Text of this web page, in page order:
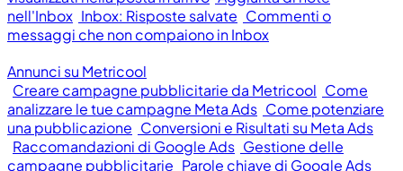
nell'Inbox Inbox: Risposte salvate Commenti o
messaggi che non compaiono in Inbox
Annunci su Metricool
Creare campagne pubblicitarie da Metricool Come
analizzare le tue campagne Meta Ads Come potenziare
una pubblicazione Conversioni e Risultati su Meta Ads
Raccomandazioni di Google Ads Gestione delle
campagne pubblicitarie Parole chiave di Google Ads